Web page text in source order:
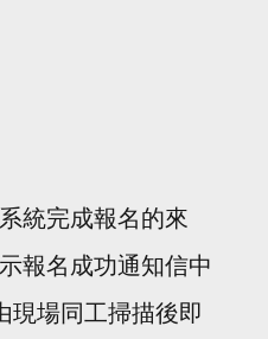
統完成報名的來
報名成功通知信中
現場同工掃描後即